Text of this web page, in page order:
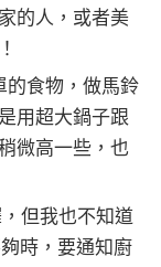
的人，或者美
的食物，做馬鈴
用超大鍋子跟
微高一些，也
但我也不知道
時，要通知廚